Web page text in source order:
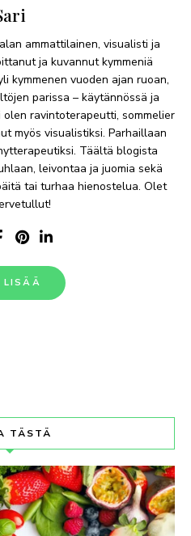
ammattilainen, visualisti ja
ja kuvannut kymmeniä
kymmenen vuoden ajan ruoan,
parissa – käytännössä ja
ravintoterapeutti, sommelier
myös visualistiksi. Parhaillaan
Täältä blogista
leivontaa ja juomia sekä
tai turhaa hienostelua. Olet
LISÄÄ
TÄSTÄ